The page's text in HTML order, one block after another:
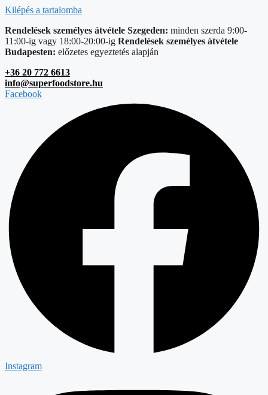
Kilépés a tartalomba
Rendelések személyes átvétele Szegeden: minden szerda 9:00-
11:00-ig vagy 18:00-20:00-ig Rendelések személyes átvétele
Budapesten: előzetes egyeztetés alapján
+36 20 772 6613
info@superfoodstore.hu
Facebook
Instagram